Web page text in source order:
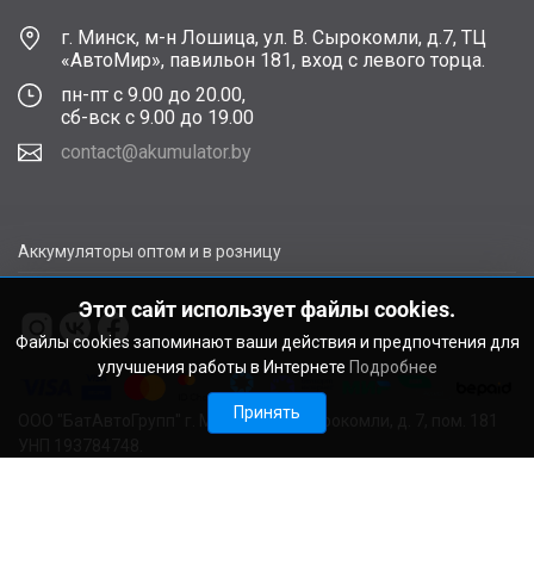
г. Минск, м-н Лошица, ул. В. Сырокомли, д.7, ТЦ
«АвтоМир», павильон 181, вход с левого торца.
пн-пт с 9.00 до 20.00,
сб-вск с 9.00 до 19.00
contact@akumulator.by
Аккумуляторы оптом и в розницу
ООО "БатАвтоГрупп" г. Минск, ул. В. Сырокомли, д. 7, пом. 181
Этот сайт использует файлы cookies.
Файлы cookies запоминают ваши действия и предпочтения для
улучшения работы в Интернете Подробнее
Принять